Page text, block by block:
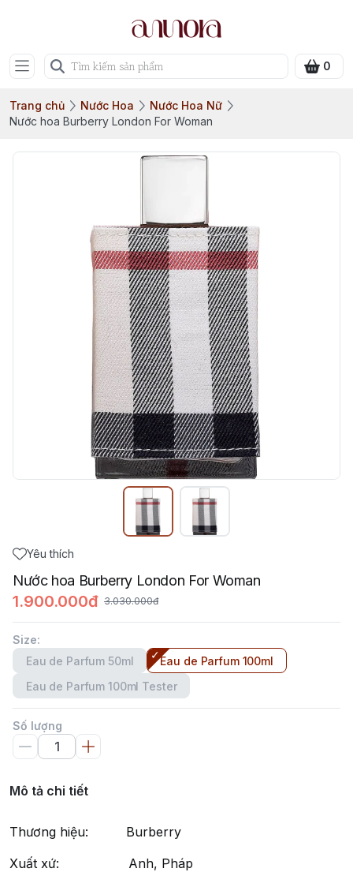
0
Trang chủ Nước Hoa
Nước Hoa Nữ
Nước hoa Burberry London For Woman
Yêu thích
Nước hoa Burberry London For Woman
1.900.000đ 3.030.000đ
Size:
Eau de Parfum 50ml
Eau de Parfum 100ml
Eau de Parfum 100ml Tester
Số lượng
Mô tả chi tiết
Thương hiệu: Burberry
Xuất xứ: Anh, Pháp